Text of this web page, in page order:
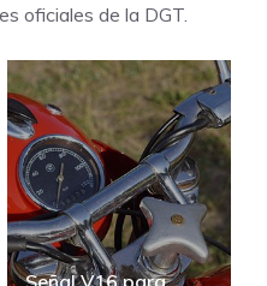
oficiales de la DGT.